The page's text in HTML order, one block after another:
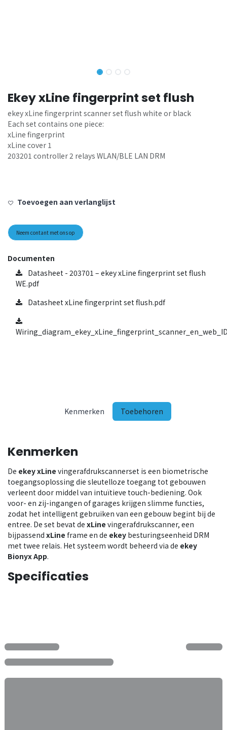
Ekey xLine fingerprint set flush
ekey xLine fingerprint scanner set flush white or black
Each set contains one piece:
xLine fingerprint
xLine cover 1
203201 controller 2 relays WLAN/BLE LAN DRM
Toevoegen aan verlanglijst
Neem contant met ons op
Documenten
Datasheet - 203701 – ekey xLine fingerprint set flush
WE.pdf
Datasheet xLine fingerprint set flush.pdf
Kenmerken Toebehoren
Kenmerken
De ekey xLine vingerafdrukscannerset is een biometrische
toegangsoplossing die sleutelloze toegang tot gebouwen
verleent door middel van intuïtieve touch-bediening. Ook
voor- en zij-ingangen of garages krijgen slimme functies,
zodat het intelligent gebruiken van een gebouw begint bij de
entree. De set bevat de xLine vingerafdrukscanner, een
bijpassend xLine frame en de ekey besturingseenheid DRM
met twee relais. Het systeem wordt beheerd via de ekey
Bionyx App.
Specificaties